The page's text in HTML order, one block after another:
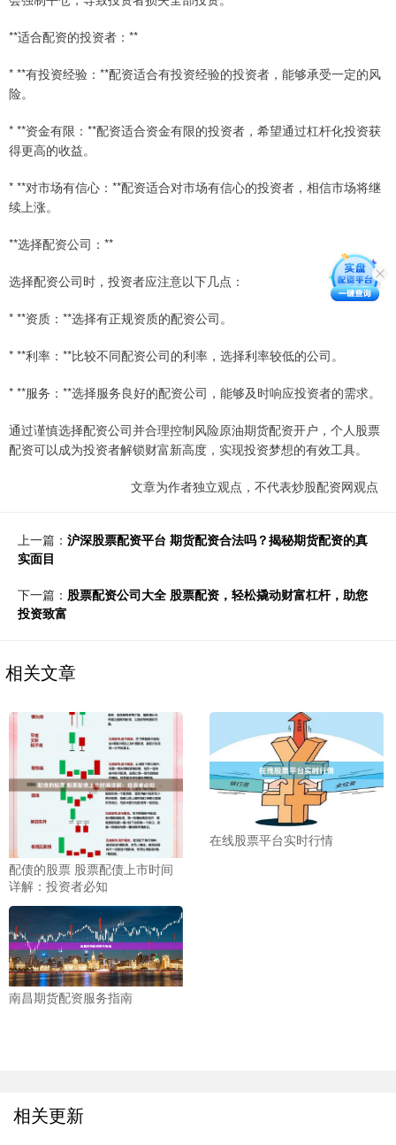
**适合配资的投资者：**
* **有投资经验：**配资适合有投资经验的投资者，能够承受一定的风
险。
* **资金有限：**配资适合资金有限的投资者，希望通过杠杆化投资获
得更高的收益。
* **对市场有信心：**配资适合对市场有信心的投资者，相信市场将继
续上涨。
**选择配资公司：**
选择配资公司时，投资者应注意以下几点：
* **资质：**选择有正规资质的配资公司。
* **利率：**比较不同配资公司的利率，选择利率较低的公司。
* **服务：**选择服务良好的配资公司，能够及时响应投资者的需求。
通过谨慎选择配资公司并合理控制风险原油期货配资开户，个人股票
配资可以成为投资者解锁财富新高度，实现投资梦想的有效工具。
文章为作者独立观点，不代表炒股配资网观点
上一篇： 沪深股票配资平台 期货配资合法吗？揭秘期货配资的真
实面目
下一篇： 股票配资公司大全 股票配资，轻松撬动财富杠杆，助您
投资致富
相关文章
配债的股票 股票配债上市时间
详解：投资者必知
在线股票平台实时行情
南昌期货配资服务指南
相关更新